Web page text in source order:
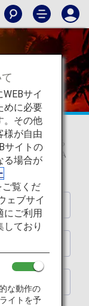
じていただける
しました。ANA
サイ
めに必要
。その他
様が自由
サイトの
る場合が
ご覧くだ
ェブサイ
にご利用
ており
な動作の
イトを予